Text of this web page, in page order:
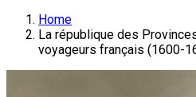
Home
La république des
voyageurs français (1600-